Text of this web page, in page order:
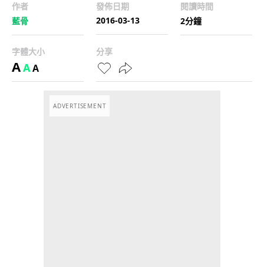
作者
藍骨
發佈日期
2016-03-13
閱讀時間
2分鐘
字體大小
AAA
分享
ADVERTISEMENT